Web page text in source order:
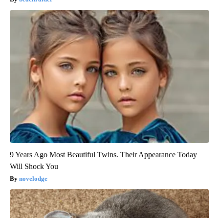
9 Years Ago Most Beautiful Twins. Their Appearance Today
Will Shock You
novelodge